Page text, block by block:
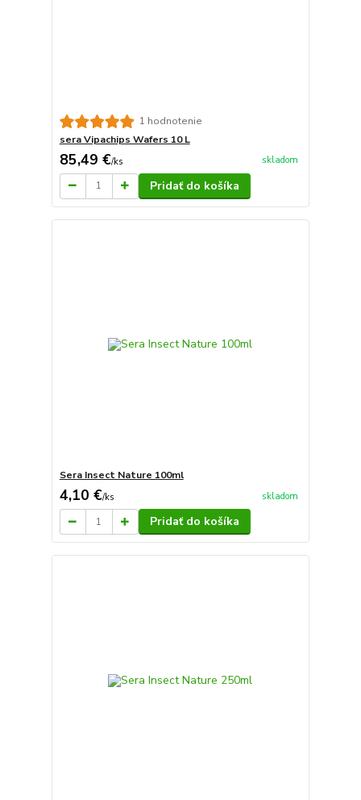
1 hodnotenie
sera Vipachips Wafers 10 L
85,49 €/ks skladom
Pridať do košíka
Sera Insect Nature 100ml
4,10 €/ks skladom
Pridať do košíka